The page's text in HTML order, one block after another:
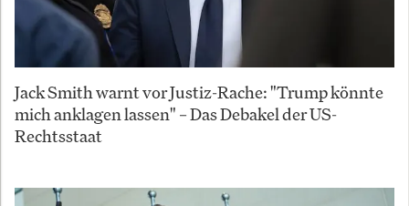
Jack Smith warnt vor Justiz-Rache: "Trump könnte
mich anklagen lassen" – Das Debakel der US-
Rechtsstaat